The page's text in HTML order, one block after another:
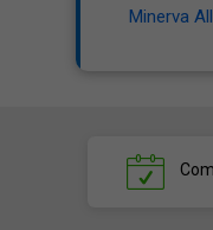
Minerva